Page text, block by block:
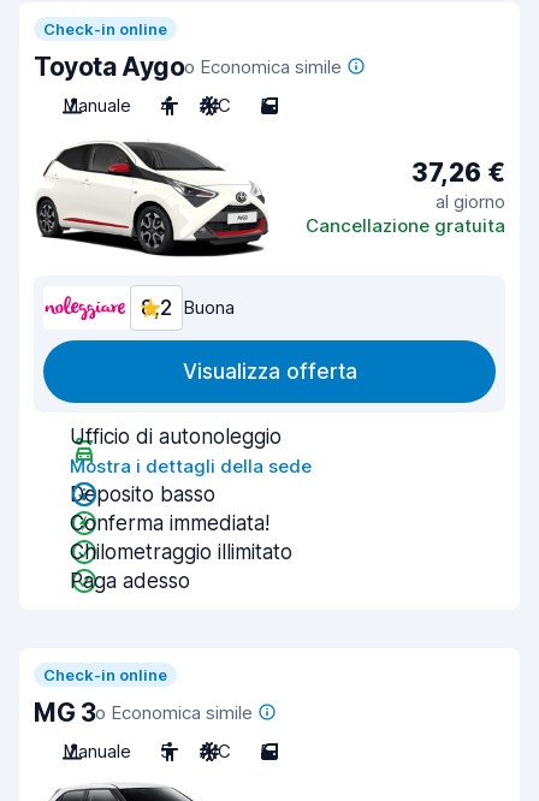
Check-in online
Toyota Aygoo Economica simile
Manuale
4 A/C 5
37,26 €
al giorno
Cancellazione gratuita
8,2 Buona
Visualizza offerta
Ufficio di autonoleggio
Mostra i dettagli della sede
Deposito basso
Conferma immediata!
Chilometraggio illimitato
Paga adesso
Check-in online
MG 3o Economica simile
Manuale
5 A/C 5